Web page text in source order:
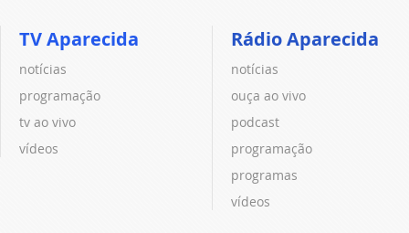
TV Aparecida
notícias
programação
tv ao vivo
vídeos
Rádio Aparecida
notícias
ouça ao vivo
podcast
programação
programas
vídeos